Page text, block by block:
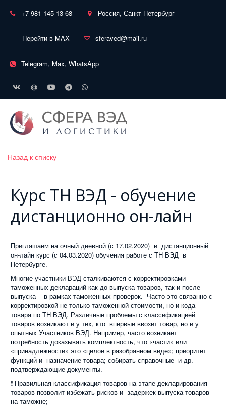
+7 981 145 13 68 Россия, Санкт-Петербург
Перейти в MAX sferaved@mail.ru
Telegram, Max, WhatsApp
Назад к списку
Курс ТН ВЭД - обучение
дистанционно он-лайн
Приглашаем на очный дневной (с 17.02.2020) и дистанционный
он-лайн курс (с 04.03.2020) обучения работе с ТН ВЭД в
Петербурге.
Многие участники ВЭД сталкиваются с корректировками
таможенных деклараций как до выпуска товаров, так и после
выпуска - в рамках таможенных проверок. Часто это связанно с
корректировкой не только таможенной стоимости, но и кода
товара по ТН ВЭД. Различные проблемы с классификацией
товаров возникают и у тех, кто впервые ввозит товар, но и у
опытных Участников ВЭД. Например, часто возникает
потребность доказывать комплектность, что «части» или
«принадлежности» это «целое в разобранном виде»; приоритет
функций и назначение товара; собирать справочные и др.
подтверждающие документы.
❗ Правильная классификация товаров на этапе декларирования
товаров позволит избежать рисков и задержек выпуска товаров
на таможне;